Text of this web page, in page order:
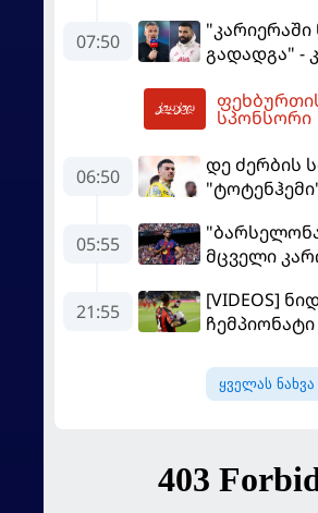
07:50
"კარიერაში
გადადგა" -
სპონსორი
06:50
დე ძერბის
05:55
მცველი
21:55
[VIDEOS]
MVP გახდა
ყველას ნახვა